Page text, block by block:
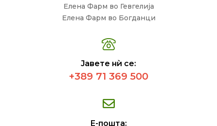
Елена Фарм во Гевгелија
Елена Фарм во Богданци
Јавете нѝ се:
+389 71 369 500
Е-пошта: